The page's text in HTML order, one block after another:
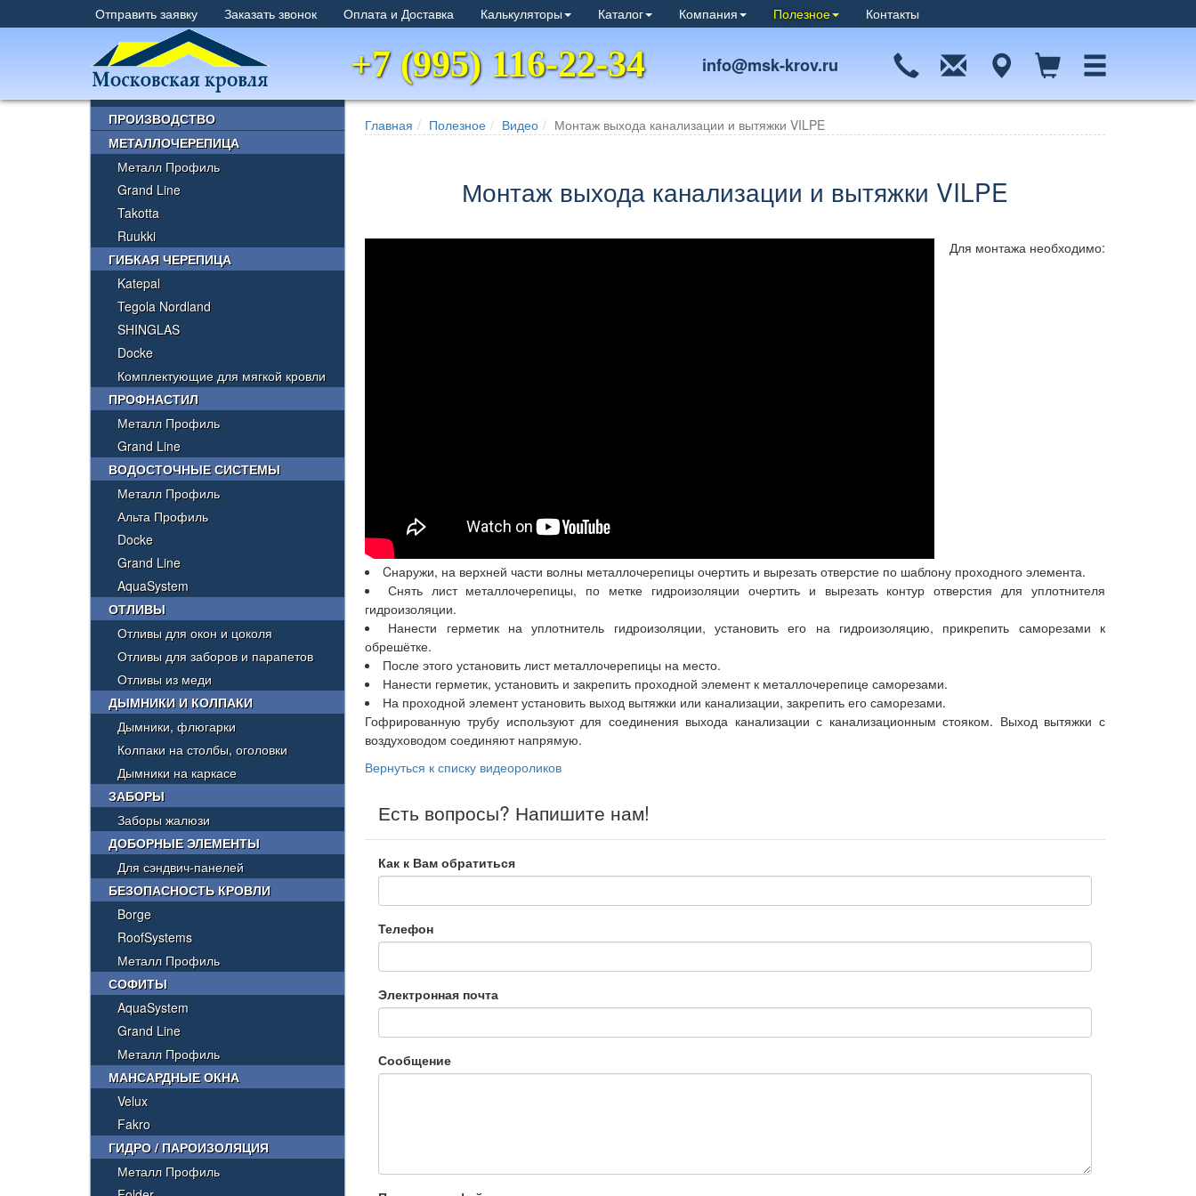
+7 (995) 116-22-34 info@msk-krov.ru
Отправить заявку Заказать звонок Оплата и Доставка Калькуляторы Каталог Компания Полезное Контакты
Главная Полезное Видео Монтаж выхода канализации и вытяжки VILPE
Монтаж выхода канализации и вытяжки VILPE
Для монтажа необходимо:
Cнаружи, на верхней части волны металлочерепицы очертить и вырезать отверстие по шаблону проходного элемента.
Снять лист металлочерепицы, по метке гидроизоляции очертить и вырезать контур отверстия для уплотнителя
гидроизоляции.
Нанести герметик на уплотнитель гидроизоляции, установить его на гидроизоляцию, прикрепить саморезами к
обрешётке.
После этого установить лист металлочерепицы на место.
Нанести герметик, установить и закрепить проходной элемент к металлочерепице саморезами.
На проходной элемент установить выход вытяжки или канализации, закрепить его саморезами.
Гофрированную трубу используют для соединения выхода канализации с канализационным стояком. Выход вытяжки с
воздуховодом соединяют напрямую.
Вернуться к списку видеороликов
Есть вопросы? Напишите нам!
Как к Вам обратиться
Телефон
Электронная почта
Сообщение
ПРОИЗВОДСТВО
МЕТАЛЛОЧЕРЕПИЦА
Металл Профиль
Grand Line
Takotta
Ruukki
ГИБКАЯ ЧЕРЕПИЦА
Katepal
Tegola Nordland
SHINGLAS
Docke
Комплектующие для мягкой кровли
ПРОФНАСТИЛ
Металл Профиль
Grand Line
ВОДОСТОЧНЫЕ СИСТЕМЫ
Металл Профиль
Альта Профиль
Docke
Grand Line
AquaSystem
ОТЛИВЫ
Отливы для окон и цоколя
Отливы для заборов и парапетов
Отливы из меди
ДЫМНИКИ И КОЛПАКИ
Дымники, флюгарки
Колпаки на столбы, оголовки
Дымники на каркасе
ЗАБОРЫ
Заборы жалюзи
ДОБОРНЫЕ ЭЛЕМЕНТЫ
Для сэндвич-панелей
БЕЗОПАСНОСТЬ КРОВЛИ
Borge
RoofSystems
Металл Профиль
СОФИТЫ
AquaSystem
Grand Line
Металл Профиль
МАНСАРДНЫЕ ОКНА
Velux
Fakro
ГИДРО / ПАРОИЗОЛЯЦИЯ
Металл Профиль